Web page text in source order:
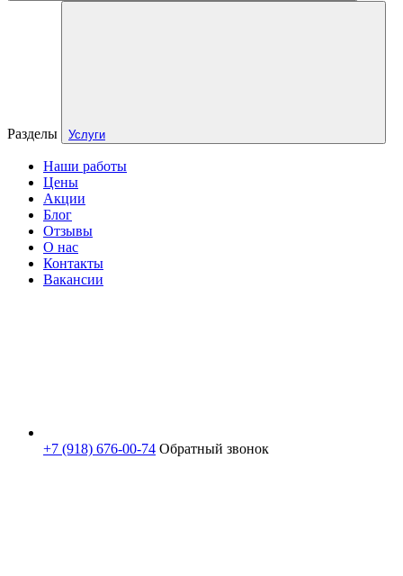
Разделы Услуги
Наши работы
Цены
Акции
Блог
Отзывы
О нас
Контакты
Вакансии
+7 (918) 676-00-74 Обратный звонок